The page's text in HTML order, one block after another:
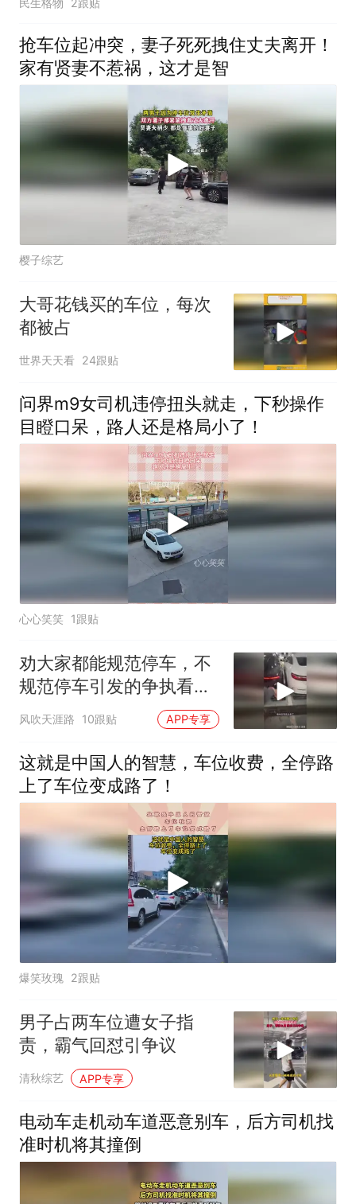
2跟贴
抢车位起冲突，妻子死死拽住丈夫离开！
家有贤妻不惹祸，这才是智
樱子综艺
大哥花钱买的车位，每次
都被占
世界天天看 24跟贴
问界m9女司机违停扭头就走，下秒操作
目瞪口呆，路人还是格局小了！
心心笑笑 1跟贴
劝大家都能规范停车，不
规范停车引发的争执看到
好几起了
风吹天涯路 10跟贴 APP专享
这就是中国人的智慧，车位收费，全停路
上了车位变成路了！
爆笑玫瑰 2跟贴
男子占两车位遭女子指
责，霸气回怼引争议
清秋综艺 APP专享
电动车走机动车道恶意别车，后方司机找
准时机将其撞倒